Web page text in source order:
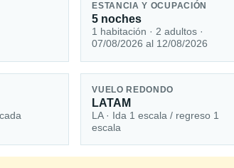
ESTANCIA Y OCUPACIÓN
5 noches
1 habitación · 2 adultos ·
07/08/2026 al 12/08/2026
VUELO REDONDO
LATAM
LA · Ida 1 escala / regreso 1
escala